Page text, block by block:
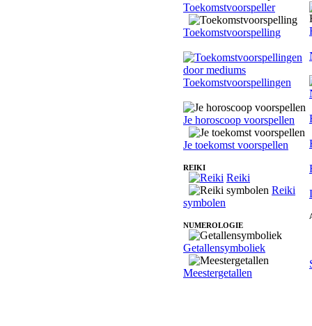
Toekomstvoorspeller
Toekomstvoorspelling
Toekomstvoorspellingen
Je horoscoop voorspellen
Je toekomst voorspellen
REIKI
Reiki
Reiki
symbolen
NUMEROLOGIE
Getallensymboliek
Meestergetallen